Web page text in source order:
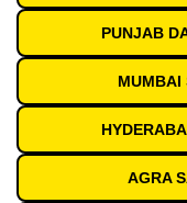
PUNJAB
MUMBAI
AGRA